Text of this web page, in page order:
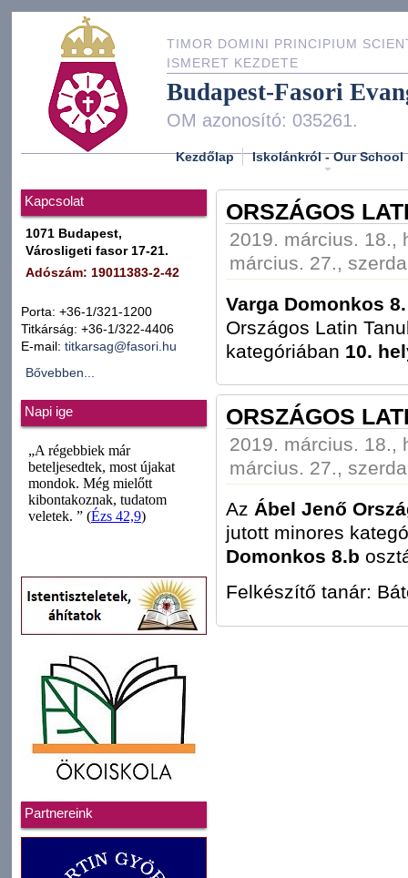
TIMOR DOMINI PRINCIPIUM
ISMERET KEZDETE
Budapest-Fasori
OM azonosító: 035261.
Kezdőlap Iskolánkról - Our School
Kapcsolat
1071 Budapest,
Városligeti fasor 17-21.
Adószám: 19011383-2-42
Porta: +36-1/321-1200
Titkárság: +36-1/322-4406
E-mail: titkarsag@fasori.hu
Bővebben...
Napi ige
Partnereink
ORSZÁGOS
2019. március. 18.,
március. 27.,
Varga Domonkos
Országos Latin
kategóriában 10.
ORSZÁGOS
2019. március. 18.,
március. 27.,
Az Ábel Jenő
jutott minores
Domonkos 8.b
Felkészítő tanár: